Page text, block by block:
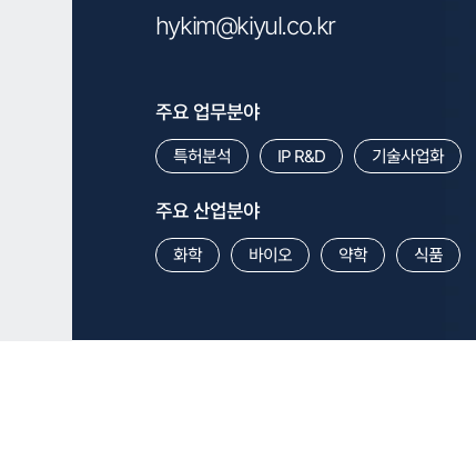
hykim@kiyul.co.kr
주요 업무분야
특허분석 IP R&D 기술사업화
주요 산업분야
화학 바이오 약학 식품